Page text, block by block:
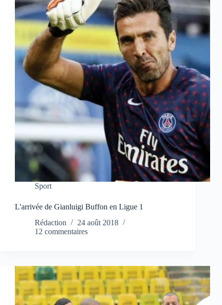
Sport
L'arrivée de Gianluigi Buffon en Ligue 1
Rédaction
24 août 2018
12 commentaires